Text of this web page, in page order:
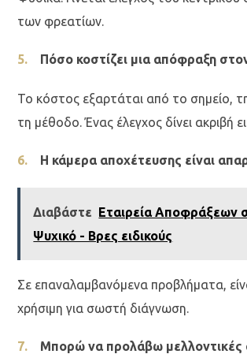
των φρεατίων.
Πόσο κοστίζει μια απόφραξη
Το κόστος εξαρτάται από το σημείο,
τη μέθοδο. Ένας έλεγχος δίνει ακριβή
Η κάμερα αποχέτευσης είναι
Διαβάστε Εταιρεία Αποφράξεων
Ψυχικό - Βρες ειδικούς
Σε επαναλαμβανόμενα προβλήματα,
χρήσιμη για σωστή διάγνωση.
Μπορώ να προλάβω μελλοντικές